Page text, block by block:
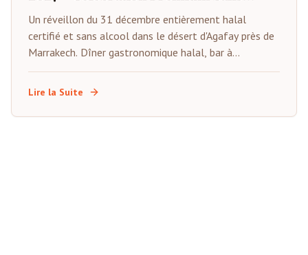
Alcool
Un réveillon du 31 décembre entièrement halal
certifié et sans alcool dans le désert d'Agafay près de
Marrakech. Dîner gastronomique halal, bar à
mocktails premium, animations live, tentes privées et
compte à rebours sous les étoiles. Spécialement
du Golfe.
Lire la Suite